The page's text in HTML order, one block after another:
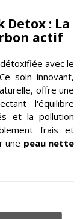
Detox : La
actif
avec le
soin innovant,
offre une
l'équilibre
et la pollution
frais et
une peau nette